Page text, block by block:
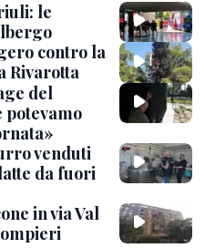
le
contro la
Rivarotta
del
potevamo
venduti
da fuori
in via Val